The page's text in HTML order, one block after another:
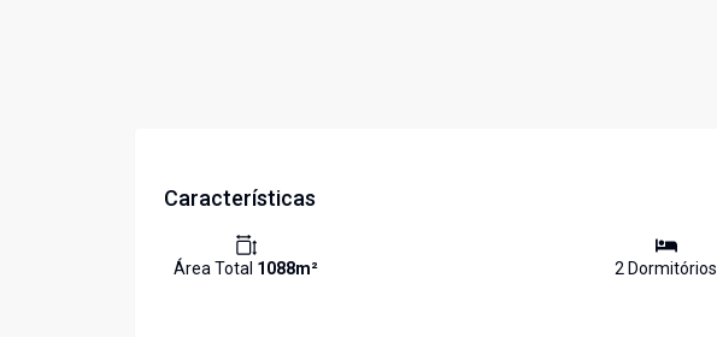
Características
Área Total 1088m² 2 Dormitórios